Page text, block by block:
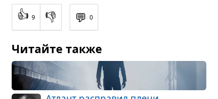
👍 9 👎 💬 0
Читайте также